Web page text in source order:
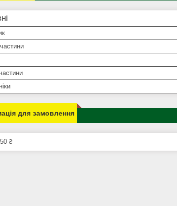
для замовлення
₴